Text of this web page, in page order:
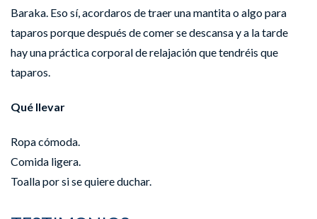
Baraka. Eso sí, acordaros de traer una mantita o algo para
taparos porque después de comer se descansa y a la tarde
hay una práctica corporal de relajación que tendréis que
taparos.
Qué llevar
Ropa cómoda.
Comida ligera.
Toalla por si se quiere duchar.